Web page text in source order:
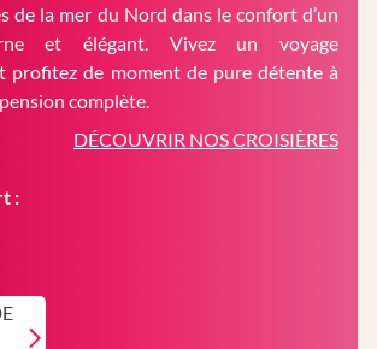
de la mer du Nord dans le confort d’un
et élégant. Vivez un voyage
profitez de moment de pure détente à
complète.
DÉCOUVRIR NOS CROISIÈRES
: